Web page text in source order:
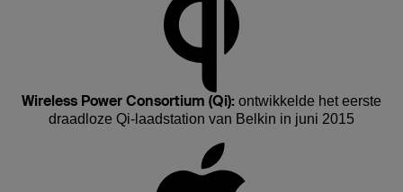
Wireless Power Consortium (Qi): ontwikkelde het eerste
draadloze Qi-laadstation van Belkin in juni 2015